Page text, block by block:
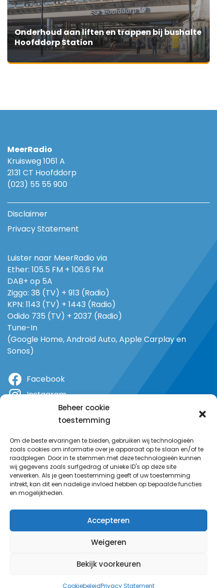
Beheer cookie
toestemming
Om de beste ervaringen te bieden, gebruiken wij technologieën
zoals cookies om informatie over je apparaat op te slaan en/of te
raadplegen. Door in te stemmen met deze technologieën kunnen
wij gegevens zoals surfgedrag of unieke ID's op deze site
verwerken. Als je geen toestemming geeft of uw toestemming
intrekt, kan dit een nadelige invloed hebben op bepaalde functies
en mogelijkheden.
Accepteren
Weigeren
Bekijk voorkeuren
CookiebeleidPrivacy Statement
Onderhoud aan liften en trappen bij bushalte
Hoofddorp Station
MeerRadio
Kruisweg 1061 A
2131 CT Hoofddorp
(023) 55 55 900
Disclaimer
Privacy Statement
Luister naar MeerRadio via
Ether: 105.5 FM + 106.6 FM
DAB+ op 5A
Ziggo: 38 (TV) + 913 (Radio)
KPN: 1143 (TV) + 1443 (Radio)
Odido 735 (TV) + 2037 (Radio)
Tune-In
(Google Home, Android Auto, Apple Carplay en
Sonos)
Facebook
Instagram
YouTube
© MeerRadio 2025